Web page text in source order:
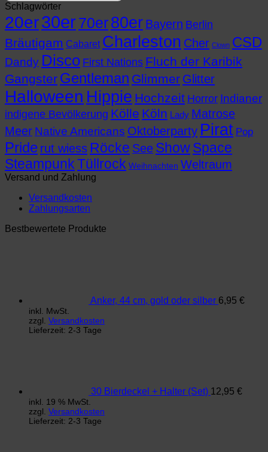
Schlagwörter
20er30er70er80er Bayern Berlin
Bräutigam Cabaret Charleston Cher Clown CSD
Dandy Disco First Nations Fluch der Karibik
Gangster Gentleman Glimmer Glitter
Halloween Hippie Hochzeit Horror Indianer
indigene Bevölkerung Kölle Köln Lady Matrose
Meer Native Americans Oktoberparty Pirat Pop
Pride rut wiess Röcke See ShowSpace
SteampunkTüllrock Weihnachten Weltraum
Versand und Zahlung
Versandkosten
Zahlungsarten
Bestbewertete Produkte
Anker, 44 cm, gold oder silber 6,95 €
inkl. MwSt.
zzgl. Versandkosten
Lieferzeit: 2-3 Tage
30 Bierdeckel + Halter (Set) 12,95 €
inkl. 19 % MwSt.
zzgl. Versandkosten
Lieferzeit: 2-3 Tage